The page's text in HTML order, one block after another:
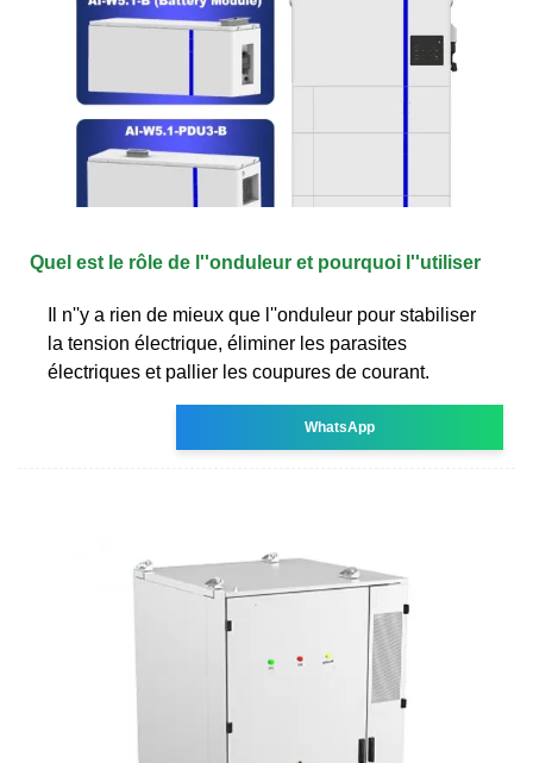
Quel est le rôle de l''onduleur et pourquoi l''utiliser
Il n''y a rien de mieux que l''onduleur pour stabiliser
la tension électrique, éliminer les parasites
électriques et pallier les coupures de courant.
WhatsApp